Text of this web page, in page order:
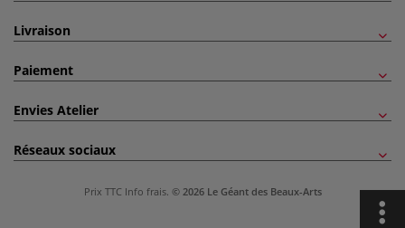
Livraison
Paiement
Envies Atelier
Réseaux sociaux
Prix TTC Info frais. © 2026 Le Géant des Beaux-Arts